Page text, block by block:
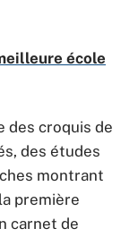
école
des croquis de
des études
montrant
première
carnet de